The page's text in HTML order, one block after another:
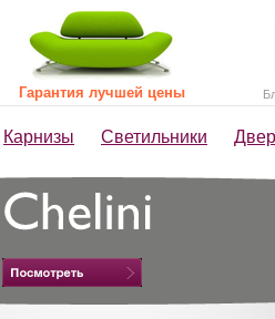
Карнизы Светильники
Гарантия лучшей цены